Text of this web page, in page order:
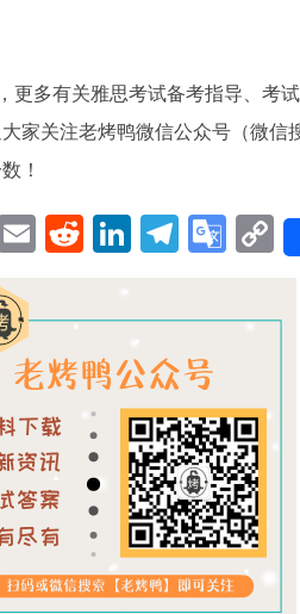
更多有关雅思考试备考指导、考
家关注老烤鸭微信公众号（微信
！
Mastodon
EmailRedditLinkedIn